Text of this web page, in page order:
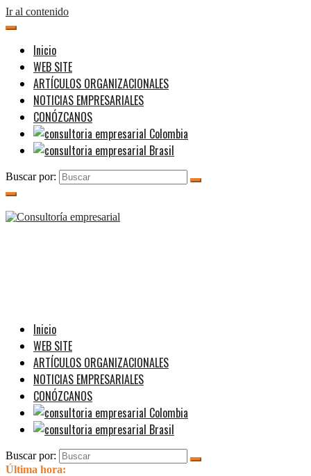
Ir al contenido
Inicio
WEB SITE
ARTÍCULOS ORGANIZACIONALES
NOTICIAS EMPRESARIALES
CONÓZCANOS
Buscar por:
Inicio
WEB SITE
ARTÍCULOS ORGANIZACIONALES
NOTICIAS EMPRESARIALES
CONÓZCANOS
Buscar por:
Última hora: